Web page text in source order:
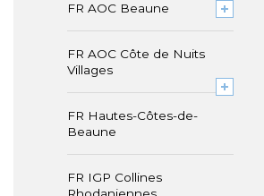
FR AOC Beaune
FR AOC Côte de Nuits
Villages
FR Hautes-Côtes-de-
Beaune
FR IGP Collines